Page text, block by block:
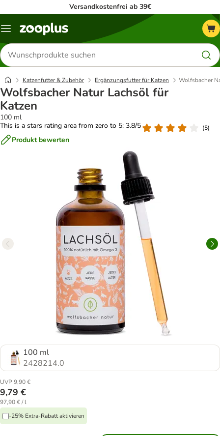
Versandkostenfrei ab 39€
Menü
Produkte
suchen
Katzenfutter & Zubehör Ergänzungsfutter für Katzen Wolfsbacher
Wolfsbacher Natur Lachsöl für
Katzen
100 ml
This is a stars rating area from zero to 5: 3.8/5
(5)
Produkt bewerten
100 ml
2428214.0
UVP 9,90 €
9,79 €
97,90 € / l
-25% Extra-Rabatt aktivieren